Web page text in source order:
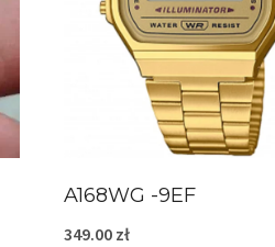
A168WG -9EF
349.00 zł